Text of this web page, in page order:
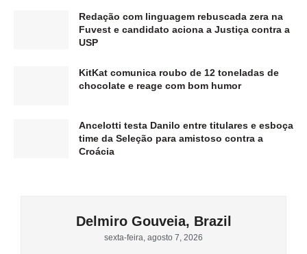
Redação com linguagem rebuscada zera na
Fuvest e candidato aciona a Justiça contra a
USP
KitKat comunica roubo de 12 toneladas de
chocolate e reage com bom humor
Ancelotti testa Danilo entre titulares e esboça
time da Seleção para amistoso contra a
Croácia
Delmiro Gouveia, Brazil
sexta-feira, agosto 7, 2026